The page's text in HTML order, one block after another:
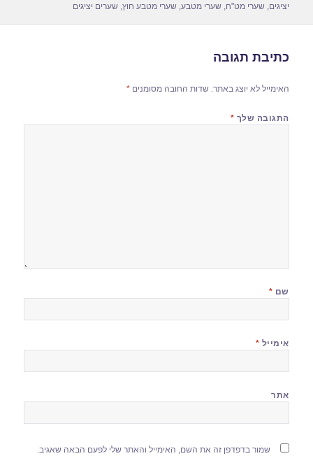
יציגים,שערי מט"ח,שערי מטבע,שערי מטבע חוץ,שערים יציגים
כתיבת תגובה
האימייל לא יוצג באתר. שדות החובה מסומנים*
התגובה שלך *
שם *
אימייל *
אתר
שמור בדפדפן זה את השם, האימייל והאתר שלי לפעם הבאה שאגיב.